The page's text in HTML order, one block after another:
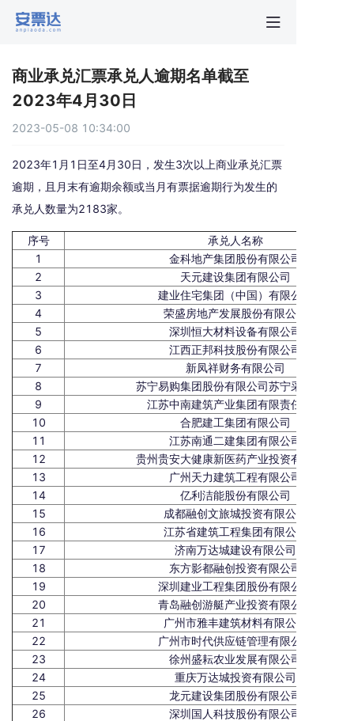
商业承兑汇票承兑人逾期名单截至
2023年4月30日
2023-05-08 10:34:00
2023年1月1日至4月30日，发生3次以上商业承兑汇票
逾期，且月末有逾期余额或当月有票据逾期行为发生的
承兑人数量为2183家。
序号
承兑人名称
1
金科地产集团股份有限公司
2
天元建设集团有限公司
3
建业住宅集团（中国）有限公司
4
荣盛房地产发展股份有限公司
5
深圳恒大材料设备有限公司
6
江西正邦科技股份有限公司
7
新凤祥财务有限公司
8
苏宁易购集团股份有限公司苏宁采购中心
9
江苏中南建筑产业集团有限责任公司
10
合肥建工集团有限公司
11
江苏南通二建集团有限公司
12
贵州贵安大健康新医药产业投资有限公司
13
广州天力建筑工程有限公司
14
亿利洁能股份有限公司
15
成都融创文旅城投资有限公司
16
江苏省建筑工程集团有限公司
17
济南万达城建设有限公司
18
东方影都融创投资有限公司
19
深圳建业工程集团股份有限公司
20
青岛融创游艇产业投资有限公司
21
广州市雅丰建筑材料有限公司
22
广州市时代供应链管理有限公司
23
徐州盛耘农业发展有限公司
24
重庆万达城投资有限公司
25
龙元建设集团股份有限公司
26
深圳国人科技股份有限公司